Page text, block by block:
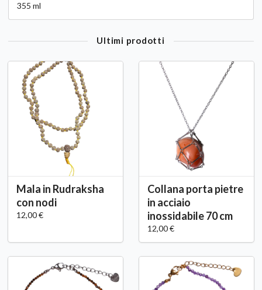
355 ml
Ultimi prodotti
Mala in Rudraksha
con nodi
12,00 €
Collana porta pietre
in acciaio
inossidabile 70 cm
12,00 €